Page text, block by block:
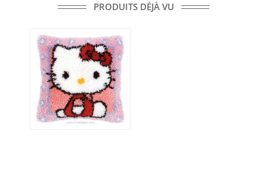
PRODUITS DÉJÀ VU